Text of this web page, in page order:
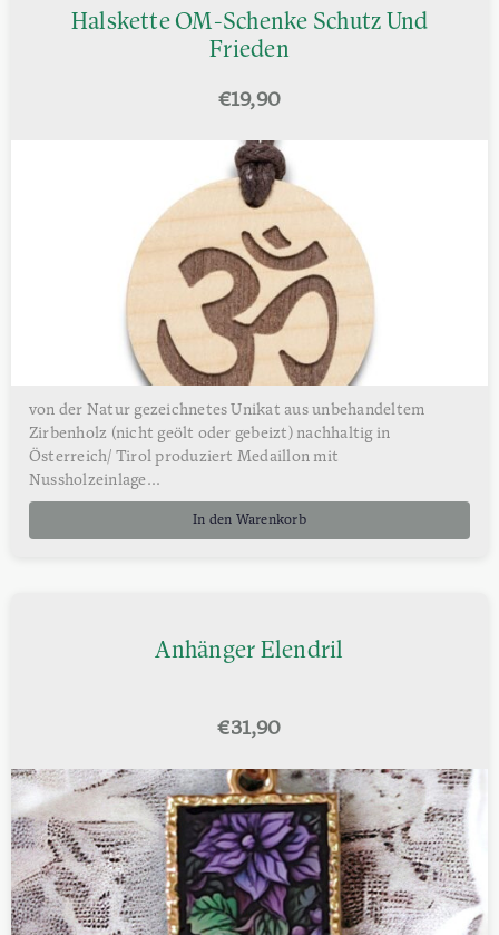
Halskette OM-Schenke Schutz Und
Frieden
€19,90
von der Natur gezeichnetes Unikat aus unbehandeltem
Zirbenholz (nicht geölt oder gebeizt) nachhaltig in
Österreich/ Tirol produziert Medaillon mit
Nussholzeinlage...
In den Warenkorb
Anhänger Elendril
€31,90